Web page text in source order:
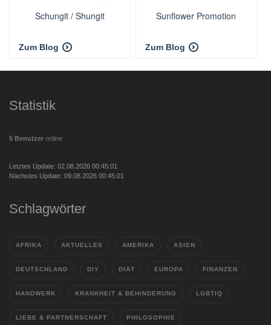
Schungit / Shungit
Zum Blog
Sunflower Promotion
Zum Blog
Statistik
5 Benutzer online
Letztes Update: 02.08.2026 00:45:01
Nächstes Update: 09.08.2026 00:45:01
Schlagwörter
AFRIKA AKTUELLES AMERIKA ASIEN
DEUTSCHLAND DIY DIÄT EUROPA FINANZEN
HANDWERK KRANKHEIT & BEHINDERUNG LGBTIQ
LIEBE & PARTNERSCHAFT PHILOSOPHIE